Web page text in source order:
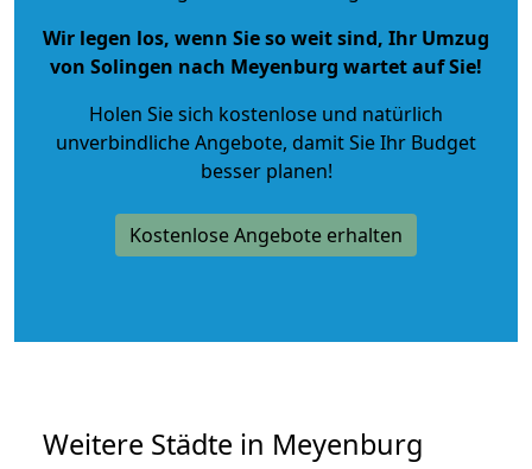
Wir legen los, wenn Sie so weit sind, Ihr Umzug
von Solingen nach Meyenburg wartet auf Sie!
Holen Sie sich kostenlose und natürlich
unverbindliche Angebote, damit Sie Ihr Budget
besser planen!
Kostenlose Angebote erhalten
Weitere Städte in Meyenburg